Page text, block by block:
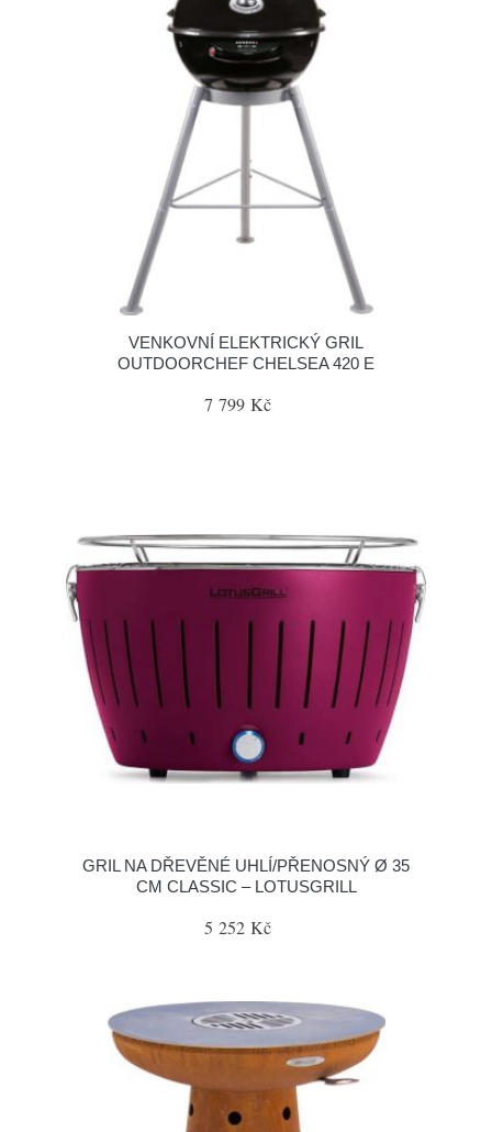
VENKOVNÍ ELEKTRICKÝ GRIL
OUTDOORCHEF CHELSEA 420 E
7 799 Kč
GRIL NA DŘEVĚNÉ UHLÍ/PŘENOSNÝ Ø 35
CM CLASSIC – LOTUSGRILL
5 252 Kč